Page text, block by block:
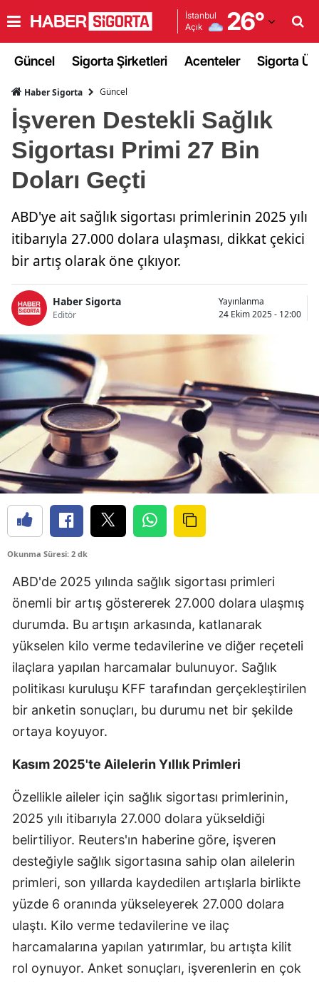
İstanbul
Açık
26°
Adana
Ağrı
Amasya
Antalya
Artvin
Balıkesir
Bilecik
Bitlis
Bolu
Burdur
Bursa
Çanakkale
Çankırı
Denizli
Diyarbakır
Elazığ
Erzincan
Eskişehir
Gaziantep
Giresun
Gümüşhane
Hakkari
Hatay
Isparta
Mersin
Güncel Sigorta Şirketleri Acenteler Sigorta
Haber Sigorta Güncel
İşveren Destekli Sağlık
Sigortası Primi 27 Bin
Doları Geçti
ABD'ye ait sağlık sigortası primlerinin 2025 yılı
itibarıyla 27.000 dolara ulaşması, dikkat çekici
bir artış olarak öne çıkıyor.
Haber Sigorta
Editör
Yayınlanma
24 Ekim 2025 - 12:00
Okunma Süresi: 2 dk
ABD'de 2025 yılında sağlık sigortası primleri
önemli bir artış göstererek 27.000 dolara ulaşmış
durumda. Bu artışın arkasında, katlanarak
yükselen kilo verme tedavilerine ve diğer reçeteli
ilaçlara yapılan harcamalar bulunuyor. Sağlık
politikası kuruluşu KFF tarafından gerçekleştirilen
bir anketin sonuçları, bu durumu net bir şekilde
ortaya koyuyor.
Kasım 2025'te Ailelerin Yıllık Primleri
Özellikle aileler için sağlık sigortası primlerinin,
2025 yılı itibarıyla 27.000 dolara yükseldiği
belirtiliyor. Reuters'ın haberine göre, işveren
desteğiyle sağlık sigortasına sahip olan ailelerin
primleri, son yıllarda kaydedilen artışlarla birlikte
yüzde 6 oranında yükseleyerek 27.000 dolara
ulaştı. Kilo verme tedavilerine ve ilaç
harcamalarına yapılan yatırımlar, bu artışta kilit
rol oynuyor. Anket sonuçları, işverenlerin en çok